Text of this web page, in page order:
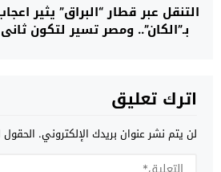
التنقل عبر قطار “البراق” يثير
بـ”الكان”.. ومصر تسير لتكون
اترك تعليق
لن يتم نشر عنوان بريدك الإلكتروني. الحقول